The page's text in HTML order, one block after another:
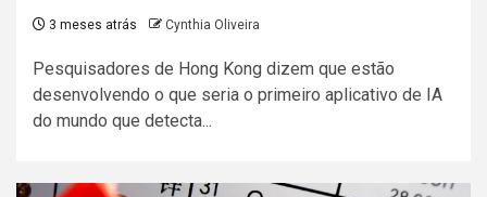
3 meses atrás Cynthia Oliveira
Pesquisadores de Hong Kong dizem que estão
desenvolvendo o que seria o primeiro aplicativo de IA
do mundo que detecta...